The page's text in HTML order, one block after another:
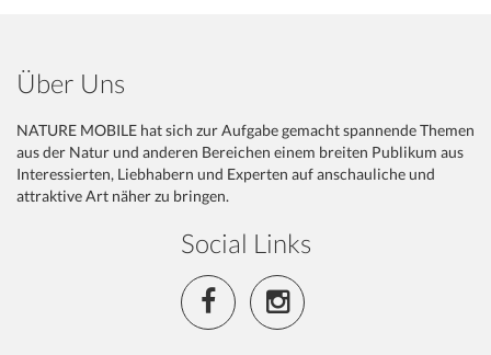
Über Uns
NATURE MOBILE hat sich zur Aufgabe gemacht spannende Themen
aus der Natur und anderen Bereichen einem breiten Publikum aus
Interessierten, Liebhabern und Experten auf anschauliche und
attraktive Art näher zu bringen.
Social Links